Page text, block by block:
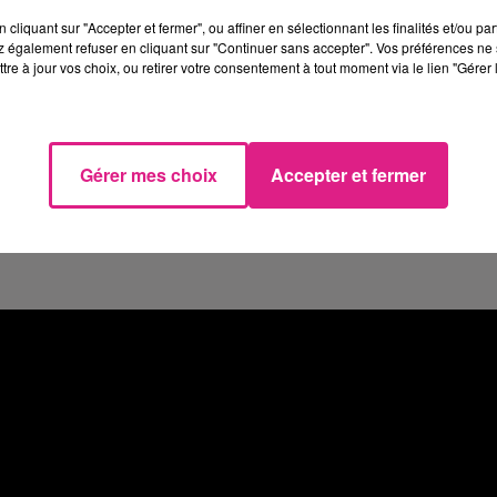
l'an pass� pas moins de
le D�partement de la Moselle
communication
de MoselleÈ. Objectif pour
LA destination
cliquant sur "Accepter et fermer", ou affiner en sélectionnant les finalités et/ou
également refuser en cliquant sur "Continuer sans accepter". Vos préférences
à jour vos choix, ou retirer votre consentement à tout moment via le lien
Gérer mes choix Accepter et fermer